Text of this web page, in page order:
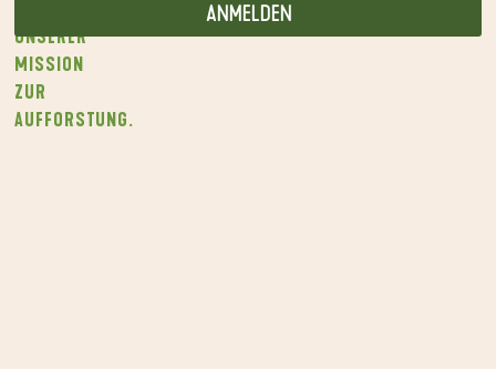
UNSERER
MISSION
ZUR
AUFFORSTUNG.
ANMELDEN